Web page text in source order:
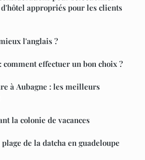
appropriés pour les clients
l'anglais ?
comment effectuer un bon choix ?
à Aubagne : les meilleurs
la colonie de vacances
de la datcha en guadeloupe